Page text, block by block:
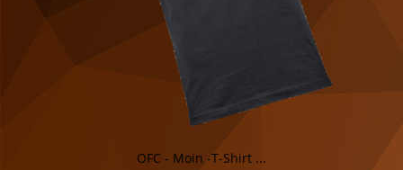
OFC - Moin -T-Shirt ...